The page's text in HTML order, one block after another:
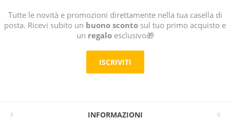
Tutte le novità e promozioni direttamente nella tua casella di
posta. Ricevi subito un buono sconto sul tuo primo acquisto e
un regaloesclusivo🎁
ISCRIVITI
INFORMAZIONI